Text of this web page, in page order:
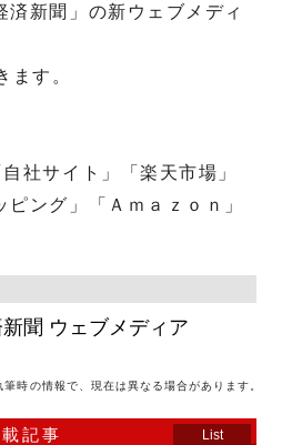
済新聞」の新ウェブメディ
ます。
サイト」「楽天市場」
ピング」「Ａｍａｚｏｎ」
聞 ウェブメディア
時の情報で、現在は異なる場合があります。
記事 List